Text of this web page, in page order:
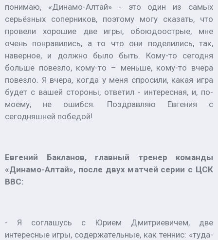
понимаю, «Динамо-Алтай» - это один из самых
серьёзных соперников, поэтому могу сказать, что
провели хорошие две игры, обоюдоострые, мне
очень понравились, а то что они поделились, так,
наверное, и должно было быть. Кому-то сегодня
больше повезло, кому-то – меньше, кому-то вчера
повезло. Я вчера, когда у меня спросили, какая игра
будет с вашей стороны, ответил - интересная, и, по-
моему, не ошибся. Поздравляю Евгения с
сегодняшней победой!
Евгений Бакланов, главный тренер команды
«Динамо-Алтай», после двух матчей серии с ЦСК
ВВС:
- Я соглашусь с Юрием Дмитриевичем, две
интересные игры, содержательные, как теннис: «туда-